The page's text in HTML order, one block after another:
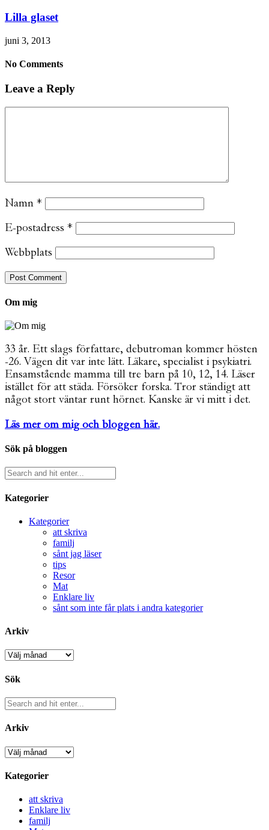
Lilla glaset
juni 3, 2013
No Comments
Leave a Reply
Namn *
E-postadress *
Webbplats
Om mig
33 år. Ett slags författare, debutroman kommer hösten
-26. Vägen dit var inte lätt. Läkare, specialist i psykiatri.
Ensamstående mamma till tre barn på 10, 12, 14. Läser
istället för att städa. Försöker forska. Tror ständigt att
något stort väntar runt hörnet. Kanske är vi mitt i det.
Läs mer om mig och bloggen här.
Sök på bloggen
Kategorier
Kategorier
att skriva
familj
sånt jag läser
tips
Resor
Mat
Enklare liv
sånt som inte får plats i andra kategorier
Arkiv
Arkiv
Sök
Arkiv
Arkiv
Kategorier
att skriva
Enklare liv
familj